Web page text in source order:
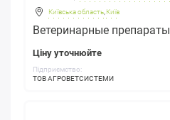
Київська область, Київ
Ветеринарные препараты
Ціну уточнюйте
Підприємство:
ТОВ АГРОВЕТСИСТЕМИ